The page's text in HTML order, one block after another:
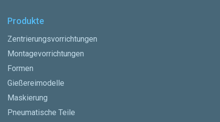
Produkte
Zentrierungsvorrichtungen
Montagevorrichtungen
Formen
Gießereimodelle
Maskierung
Pneumatische Teile